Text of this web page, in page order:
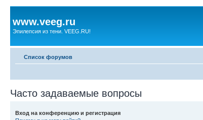
www.veeg.ru
Эпилепсия из тени. VEEG.RU!
Список форумов
Часто задаваемые вопросы
Вход на конференцию и регистрация